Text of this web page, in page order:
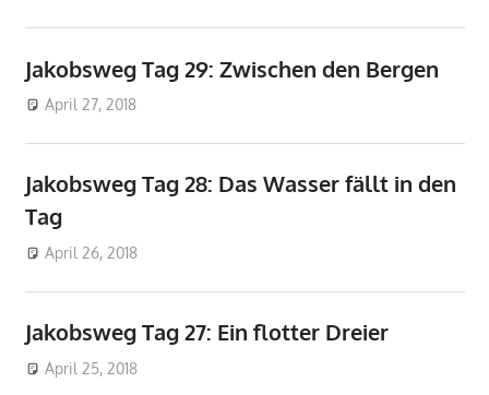
Jakobsweg Tag 29: Zwischen den Bergen
April 27, 2018
Jakobsweg Tag 28: Das Wasser fällt in den
Tag
April 26, 2018
Jakobsweg Tag 27: Ein flotter Dreier
April 25, 2018